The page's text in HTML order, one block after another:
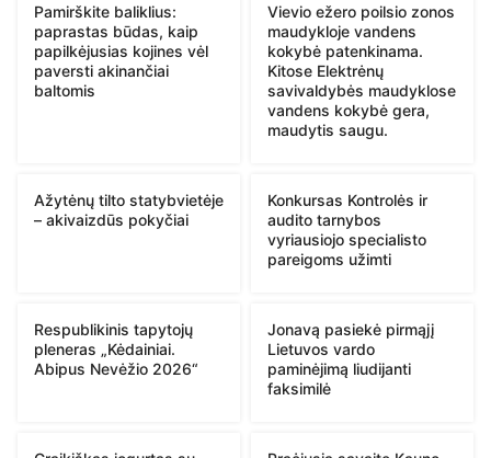
Pamirškite baliklius:
paprastas būdas, kaip
papilkėjusias kojines vėl
paversti akinančiai
baltomis
Vievio ežero poilsio zonos
maudykloje vandens
kokybė patenkinama.
Kitose Elektrėnų
savivaldybės maudyklose
vandens kokybė gera,
maudytis saugu.
Ažytėnų tilto statybvietėje
– akivaizdūs pokyčiai
Konkursas Kontrolės ir
audito tarnybos
vyriausiojo specialisto
pareigoms užimti
Respublikinis tapytojų
pleneras „Kėdainiai.
Abipus Nevėžio 2026“
Jonavą pasiekė pirmąjį
Lietuvos vardo
paminėjimą liudijanti
faksimilė